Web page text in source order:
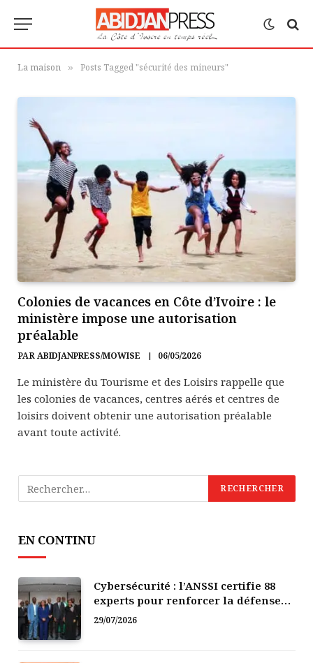
La maison » Posts Tagged "sécurité des mineurs"
Colonies de vacances en Côte d’Ivoire : le
ministère impose une autorisation
préalable
PARABIDJANPRESS/MOWISE 06/05/2026
Le ministère du Tourisme et des Loisirs rappelle que
les colonies de vacances, centres aérés et centres de
loisirs doivent obtenir une autorisation préalable
avant toute activité.
EN CONTINU
Cybersécurité : l’ANSSI certifie 88
experts pour renforcer la défense
numérique de la Côte d’Ivoire
29/07/2026